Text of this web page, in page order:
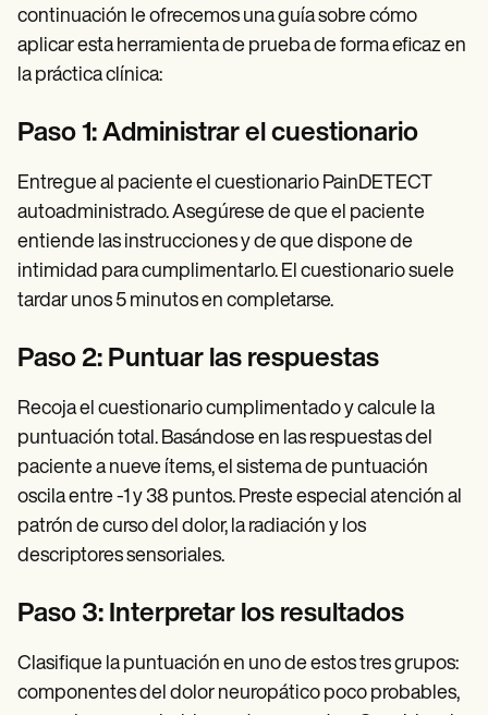
continuación le ofrecemos una guía sobre cómo
aplicar esta herramienta de prueba de forma eficaz en
la práctica clínica:
Paso 1: Administrar el cuestionario
Entregue al paciente el cuestionario PainDETECT
autoadministrado. Asegúrese de que el paciente
entiende las instrucciones y de que dispone de
intimidad para cumplimentarlo. El cuestionario suele
tardar unos 5 minutos en completarse.
Paso 2: Puntuar las respuestas
Recoja el cuestionario cumplimentado y calcule la
puntuación total. Basándose en las respuestas del
paciente a nueve ítems, el sistema de puntuación
oscila entre -1 y 38 puntos. Preste especial atención al
patrón de curso del dolor, la radiación y los
descriptores sensoriales.
Paso 3: Interpretar los resultados
Clasifique la puntuación en uno de estos tres grupos:
componentes del dolor neuropático poco probables,